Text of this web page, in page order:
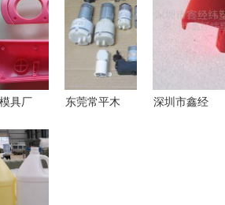
格现货
，助您
增效
选
具厂
具开
塑加
丝印
东莞常平木
深圳市鑫经